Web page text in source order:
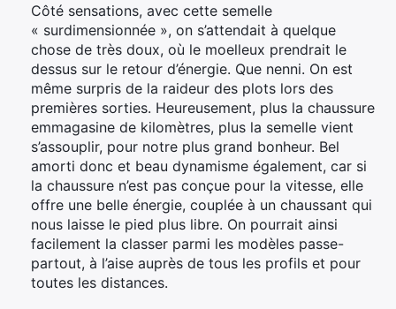
Côté sensations, avec cette semelle
« surdimensionnée », on s’attendait à quelque
chose de très doux, où le moelleux prendrait le
dessus sur le retour d’énergie. Que nenni. On est
même surpris de la raideur des plots lors des
premières sorties. Heureusement, plus la chaussure
emmagasine de kilomètres, plus la semelle vient
s’assouplir, pour notre plus grand bonheur. Bel
amorti donc et beau dynamisme également, car si
la chaussure n’est pas conçue pour la vitesse, elle
offre une belle énergie, couplée à un chaussant qui
nous laisse le pied plus libre. On pourrait ainsi
facilement la classer parmi les modèles passe-
partout, à l’aise auprès de tous les profils et pour
toutes les distances.